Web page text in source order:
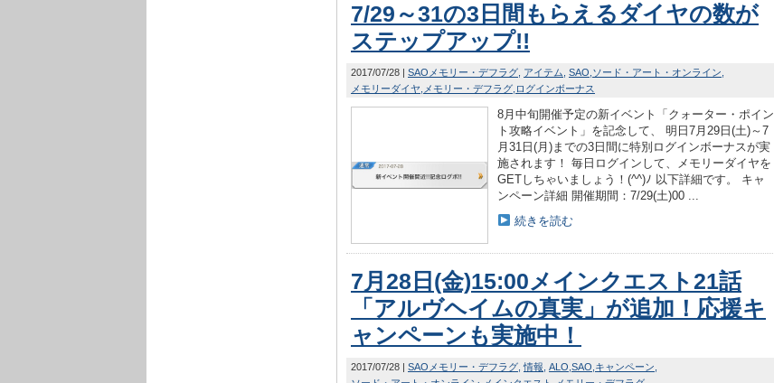
7/29～31の3日間もらえるダイヤの数が
ステップアップ!!
2017/07/28 SAOメモリー・デフラグ アイテム SAO ソード・アート・オンライン
メモリーダイヤ メモリー・デフラグ ログインボーナス
8月中旬開催予定の新イベント「クォーター・ポイン
ト攻略イベント」を記念して、 明日7月29日(土)～7
月31日(月)までの3日間に特別ログインボーナスが実
施されます！ 毎日ログインして、メモリーダイヤを
GETしちゃいましょう！(^^)ﾉ 以下詳細です。 キャ
ンペーン詳細 開催期間：7/29(土)00 ...
続きを読む
7月28日(金)15:00メインクエスト21話
「アルヴヘイムの真実」が追加！応援キ
ャンペーンも実施中！
2017/07/28 SAOメモリー・デフラグ 情報 ALO SAO キャンペーン